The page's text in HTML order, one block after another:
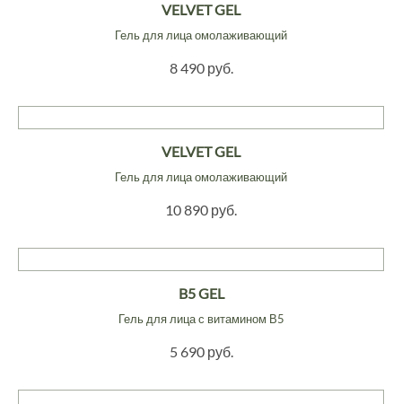
VELVET GEL
Гель для лица омолаживающий
8 490 руб.
VELVET GEL
Гель для лица омолаживающий
10 890 руб.
B5 GEL
Гель для лица с витамином В5
5 690 руб.